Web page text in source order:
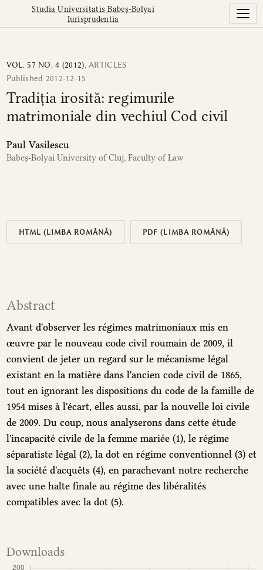
Tradiția irosită: regimurile matrimoniale din vechiul Cod
Studia Universitatis Babeș-Bolyai
Iurisprudentia
VOL. 57 NO. 4 (2012),ARTICLES
Tradiția irosită: regimurile
matrimoniale din vechiul Cod civil
Published 2012-12-15
Paul Vasilescu
Babeș-Bolyai University of Cluj, Faculty of Law
HTML (LIMBA ROMÂNĂ) PDF (LIMBA ROMÂNĂ)
Abstract
Avant d'observer les régimes matrimoniaux mis en
œuvre par le nouveau code civil roumain de 2009, il
convient de jeter un regard sur le mécanisme légal
existant en la matière dans l'ancien code civil de 1865,
tout en ignorant les dispositions du code de la famille de
1954 mises à l'écart, elles aussi, par la nouvelle loi civile
de 2009. Du coup, nous analyserons dans cette étude
l'incapacité civile de la femme mariée (1), le régime
séparatiste légal (2), la dot en régime conventionnel (3) et
la société d'acquêts (4), en parachevant notre recherche
avec une halte finale au régime des libéralités
compatibles avec la dot (5).
Downloads